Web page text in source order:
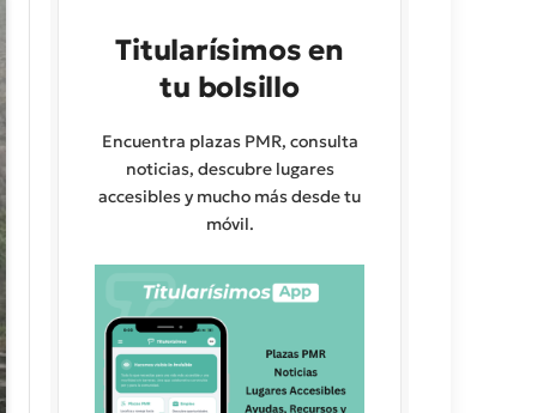
Titularísimos en
tu bolsillo
Encuentra plazas PMR, consulta
noticias, descubre lugares
accesibles y mucho más desde tu
móvil.